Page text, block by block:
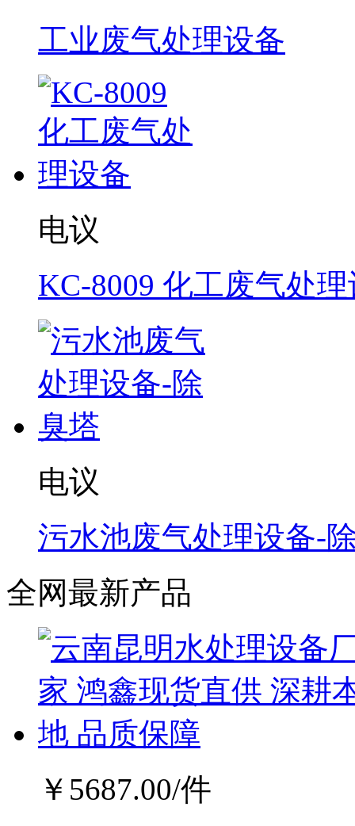
工业废气处理设备
电议
KC-8009 化工废气处
电议
污水池废气处理设备-
全网最新产品
￥ 5687.00/件